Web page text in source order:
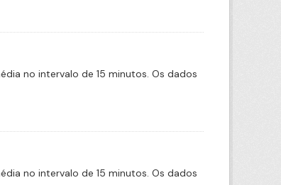
no intervalo de 15 minutos. Os dados
no intervalo de 15 minutos. Os dados